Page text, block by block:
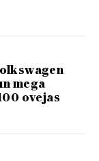
mega
ovejas